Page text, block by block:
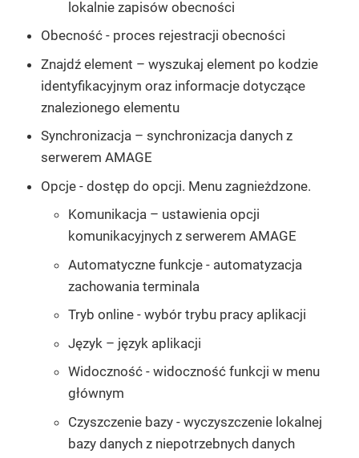
lokalnie zapisów obecności
Obecność - proces rejestracji obecności
Znajdź element – wyszukaj element po kodzie
identyfikacyjnym oraz informacje dotyczące
znalezionego elementu
Synchronizacja – synchronizacja danych z
serwerem AMAGE
Opcje - dostęp do opcji. Menu zagnieżdzone.
Komunikacja – ustawienia opcji
komunikacyjnych z serwerem AMAGE
Automatyczne funkcje - automatyzacja
zachowania terminala
Tryb online - wybór trybu pracy aplikacji
Język – język aplikacji
Widoczność - widoczność funkcji w menu
głównym
Czyszczenie bazy - wyczyszczenie lokalnej
bazy danych z niepotrzebnych danych